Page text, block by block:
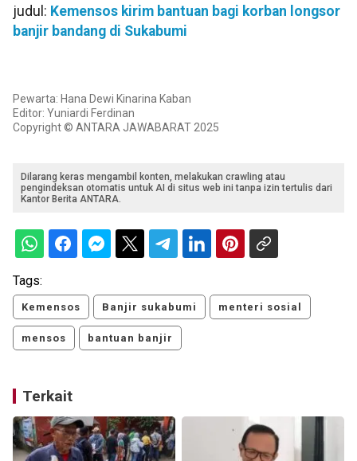
judul: Kemensos kirim bantuan bagi korban longsor
banjir bandang di Sukabumi
Pewarta: Hana Dewi Kinarina Kaban
Editor: Yuniardi Ferdinan
Copyright © ANTARA JAWABARAT 2025
Dilarang keras mengambil konten, melakukan crawling atau
pengindeksan otomatis untuk AI di situs web ini tanpa izin tertulis dari
Kantor Berita ANTARA.
Tags:
Kemensos Banjir sukabumi menteri sosial
mensos bantuan banjir
Terkait